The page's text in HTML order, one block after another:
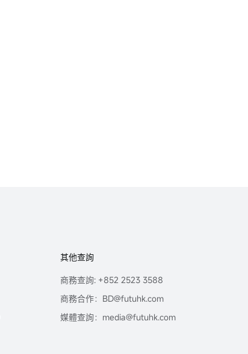
其他查詢
商務查詢: +852 2523 3588
商務合作：BD@futuhk.com
媒體查詢：media@futuhk.com